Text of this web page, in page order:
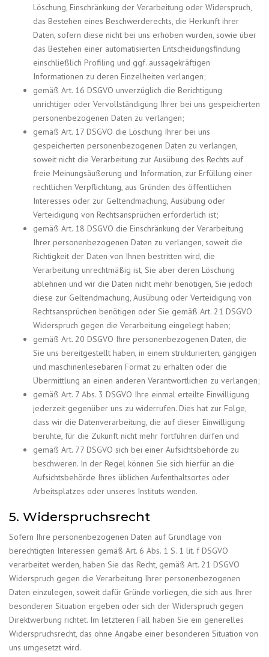
Löschung, Einschränkung der Verarbeitung oder Widerspruch,
das Bestehen eines Beschwerderechts, die Herkunft ihrer
Daten, sofern diese nicht bei uns erhoben wurden, sowie über
das Bestehen einer automatisierten Entscheidungsfindung
einschließlich Profiling und ggf. aussagekräftigen
Informationen zu deren Einzelheiten verlangen;
gemäß Art. 16 DSGVO unverzüglich die Berichtigung
unrichtiger oder Vervollständigung Ihrer bei uns gespeicherten
personenbezogenen Daten zu verlangen;
gemäß Art. 17 DSGVO die Löschung Ihrer bei uns
gespeicherten personenbezogenen Daten zu verlangen,
soweit nicht die Verarbeitung zur Ausübung des Rechts auf
freie Meinungsäußerung und Information, zur Erfüllung einer
rechtlichen Verpflichtung, aus Gründen des öffentlichen
Interesses oder zur Geltendmachung, Ausübung oder
Verteidigung von Rechtsansprüchen erforderlich ist;
gemäß Art. 18 DSGVO die Einschränkung der Verarbeitung
Ihrer personenbezogenen Daten zu verlangen, soweit die
Richtigkeit der Daten von Ihnen bestritten wird, die
Verarbeitung unrechtmäßig ist, Sie aber deren Löschung
ablehnen und wir die Daten nicht mehr benötigen, Sie jedoch
diese zur Geltendmachung, Ausübung oder Verteidigung von
Rechtsansprüchen benötigen oder Sie gemäß Art. 21 DSGVO
Widerspruch gegen die Verarbeitung eingelegt haben;
gemäß Art. 20 DSGVO Ihre personenbezogenen Daten, die
Sie uns bereitgestellt haben, in einem strukturierten, gängigen
und maschinenlesebaren Format zu erhalten oder die
Übermittlung an einen anderen Verantwortlichen zu verlangen;
gemäß Art. 7 Abs. 3 DSGVO Ihre einmal erteilte Einwilligung
jederzeit gegenüber uns zu widerrufen. Dies hat zur Folge,
dass wir die Datenverarbeitung, die auf dieser Einwilligung
beruhte, für die Zukunft nicht mehr fortführen dürfen und
gemäß Art. 77 DSGVO sich bei einer Aufsichtsbehörde zu
beschweren. In der Regel können Sie sich hierfür an die
Aufsichtsbehörde Ihres üblichen Aufenthaltsortes oder
Arbeitsplatzes oder unseres Instituts wenden.
5. Widerspruchsrecht
Sofern Ihre personenbezogenen Daten auf Grundlage von
berechtigten Interessen gemäß Art. 6 Abs. 1 S. 1 lit. f DSGVO
verarbeitet werden, haben Sie das Recht, gemäß Art. 21 DSGVO
Widerspruch gegen die Verarbeitung Ihrer personenbezogenen
Daten einzulegen, soweit dafür Gründe vorliegen, die sich aus Ihrer
besonderen Situation ergeben oder sich der Widerspruch gegen
Direktwerbung richtet. Im letzteren Fall haben Sie ein generelles
Widerspruchsrecht, das ohne Angabe einer besonderen Situation von
uns umgesetzt wird.